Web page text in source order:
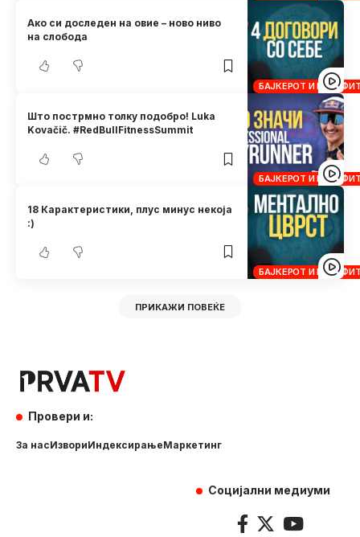
БАЈКЕРОТ И
Ако си доследен на овие – ново ниво
на слобода
БАЈКЕРОТ И
Што пострмно толку подобро! Luka
Kovačič. #RedBullFitnessSummit
БАЈКЕРОТ И
18 Карактеристики, плус минус некоја
:)
ПРИКАЖИ ПОВЕЌЕ
Провери и:
За насИзвориИндексирањеМаркетинг
Социјални медиуми